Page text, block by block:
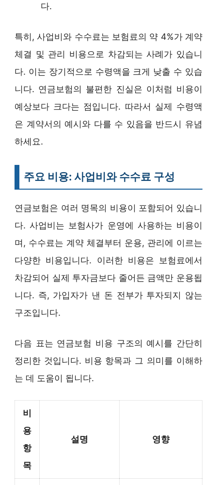
다.
특히, 사업비와 수수료는 보험료의 약 4%가 계약
체결 및 관리 비용으로 차감되는 사례가 있습니
다. 이는 장기적으로 수령액을 크게 낮출 수 있습
니다. 연금보험의 불편한 진실은 이처럼 비용이
예상보다 크다는 점입니다. 따라서 실제 수령액
은 계약서의 예시와 다를 수 있음을 반드시 유념
하세요.
주요 비용: 사업비와 수수료 구성
연금보험은 여러 명목의 비용이 포함되어 있습니
다. 사업비는 보험사가 운영에 사용하는 비용이
며, 수수료는 계약 체결부터 운용, 관리에 이르는
다양한 비용입니다. 이러한 비용은 보험료에서
차감되어 실제 투자금보다 줄어든 금액만 운용됩
니다. 즉, 가입자가 낸 돈 전부가 투자되지 않는
구조입니다.
다음 표는 연금보험 비용 구조의 예시를 간단히
정리한 것입니다. 비용 항목과 그 의미를 이해하
는 데 도움이 됩니다.
비
용
항
목
설명 영향